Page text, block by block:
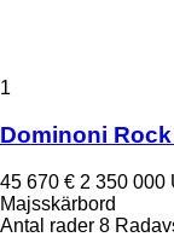
1
Dominoni Rock
45 670 € 2 350 000
Majsskärbord
Antal rader 8